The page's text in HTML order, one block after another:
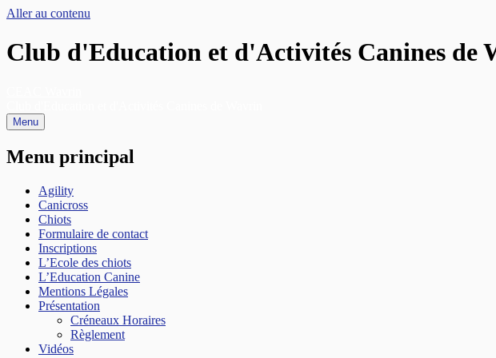
Aller au contenu
Club d'Education et d'Activités Canines de
Menu
Menu principal
Agility
Canicross
Chiots
Formulaire de contact
Inscriptions
L’Ecole des chiots
L’Education Canine
Mentions Légales
Présentation
Créneaux Horaires
Règlement
Vidéos